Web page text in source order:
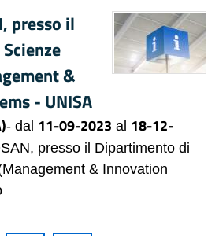
presso il
&
- UNISA
- dal 11-09-2023 al 18-12-
presso il Dipartimento di
& Innovation